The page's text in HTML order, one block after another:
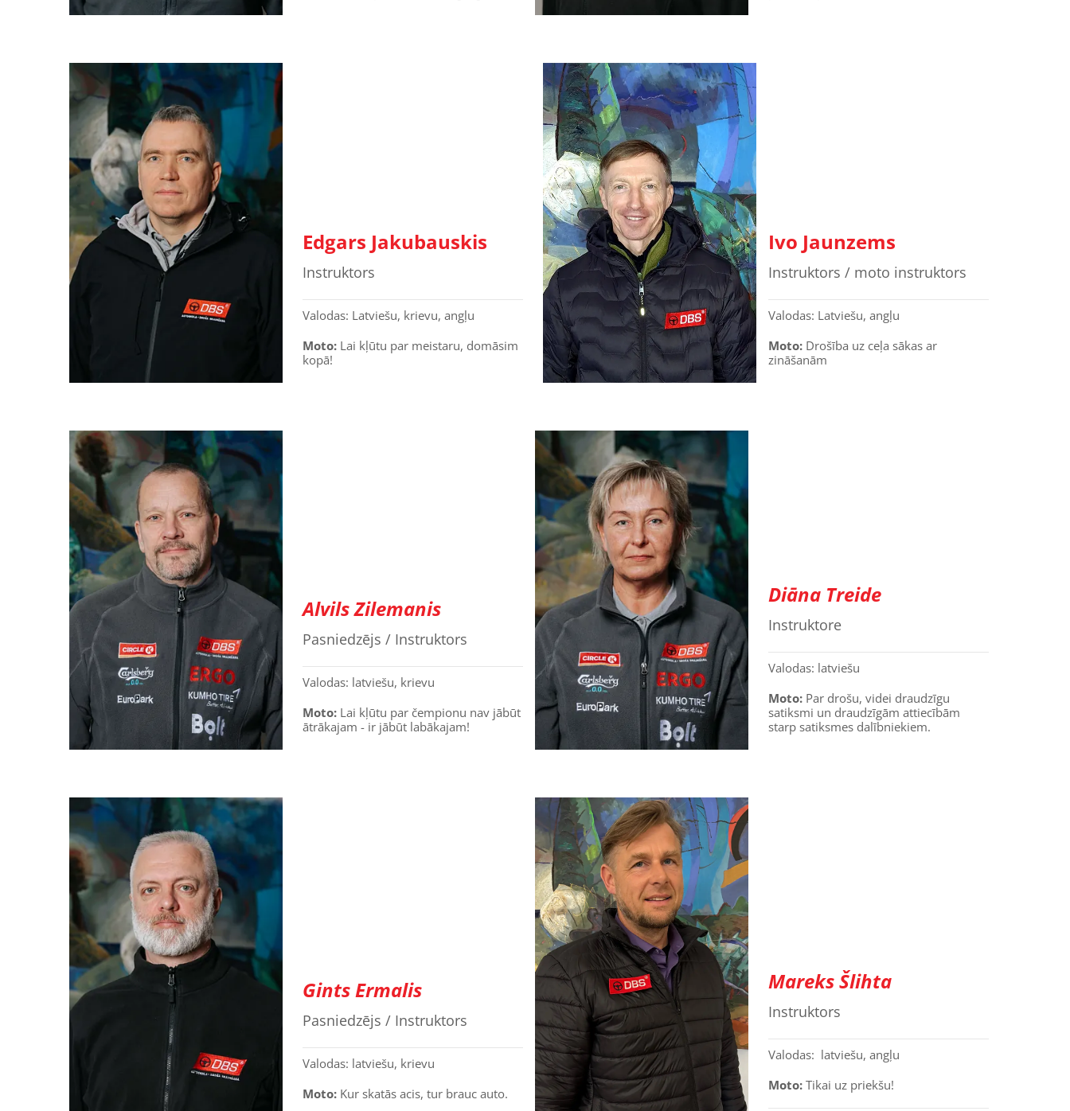
Edgars Jakubauskis
Instruktors
Valodas: Latviešu, krievu, angļu
Moto:Lai kļūtu par meistaru, domāsim
kopā!
Ivo Jaunzems
Instruktors / moto instruktors
Valodas: Latviešu, angļu
Moto:Drošība uz ceļa sākas ar
zināšanām
Alvils Zilemanis
Pasniedzējs / Instruktors
Valodas: latviešu, krievu
Moto:Lai kļūtu par čempionu nav jābūt
ātrākajam - ir jābūt labākajam!
Diāna Treide
Instruktore
Valodas: latviešu
Moto:Par drošu, videi draudzīgu
satiksmi un draudzīgām attiecībām
starp satiksmes dalībniekiem.
Gints Ermalis
Pasniedzējs / Instruktors
Valodas: latviešu, krievu
Moto:Kur skatās acis, tur brauc auto.
Mareks Šlihta
Instruktors
Valodas: latviešu, angļu
Moto:Tikai uz priekšu!